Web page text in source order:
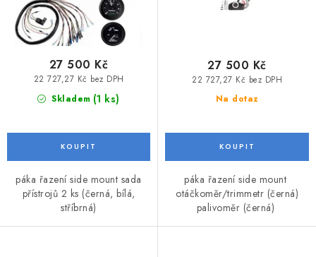
PLASTOVÉ LODĚ A ČLUNY
ŠLAPADLA
VODNÍ SKŮTRY
PŘÍSLUŠENSTVÍ K ČLUNŮM
PŘÍSLUŠENSTVÍ K MOTORŮM
ů
ů
Skladem (1 ks)
22 727,27 Kč bez DPH
27 500 Kč
páka řazení side mount sada
přístrojů 2 ks (černá, bílá,
stříbrná)
Na dotaz
22 727,27 Kč bez DPH
27 500 Kč
páka řazení side mount
otáčkoměr/trimmetr (černá)
palivoměr (černá)